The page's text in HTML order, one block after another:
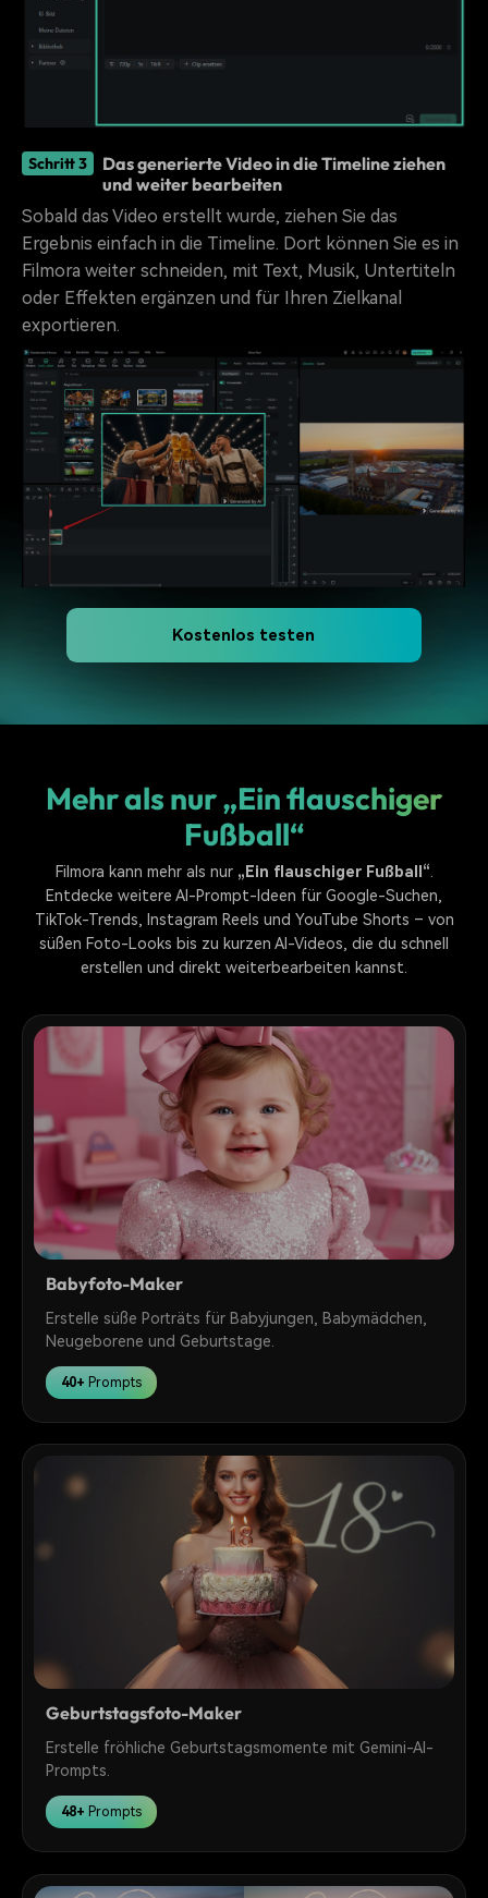
Schritt 3
Das generierte Video in die Timeline ziehen
und weiter bearbeiten
Sobald das Video erstellt wurde, ziehen Sie das
Ergebnis einfach in die Timeline. Dort können Sie es in
Filmora weiter schneiden, mit Text, Musik, Untertiteln
oder Effekten ergänzen und für Ihren Zielkanal
exportieren.
Kostenlos testen
Mehr als nur „Ein flauschiger
Fußball“
Filmora kann mehr als nur „Ein flauschiger Fußball“
Entdecke weitere AI-Prompt-Ideen für Google-Suchen,
TikTok-Trends, Instagram Reels und YouTube Shorts – von
süßen Foto-Looks bis zu kurzen AI-Videos, die du schnell
erstellen und direkt weiterbearbeiten kannst.
Babyfoto-Maker
Erstelle süße Porträts für Babyjungen, Babymädchen,
Neugeborene und Geburtstage.
40+ Prompts
Geburtstagsfoto-Maker
Erstelle fröhliche Geburtstagsmomente mit Gemini-AI-
Prompts.
48+ Prompts